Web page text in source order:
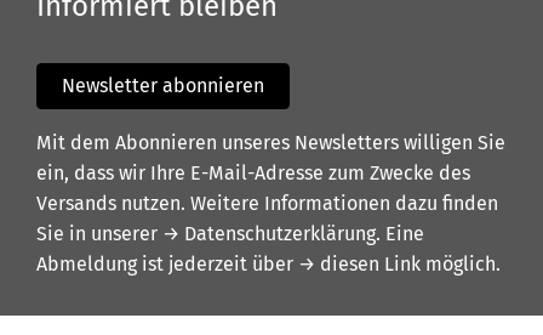
Newsletter abonnieren
Mit dem Abonnieren unseres Newsletters willigen Sie
ein, dass wir Ihre E-Mail-Adresse zum Zwecke des
Versands nutzen. Weitere Informationen dazu finden
Sie in unserer → Datenschutzerklärung. Eine
Abmeldung ist jederzeit über → diesen Link möglich.